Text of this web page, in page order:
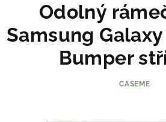
Odolný
Samsung
Bumper
CASEME